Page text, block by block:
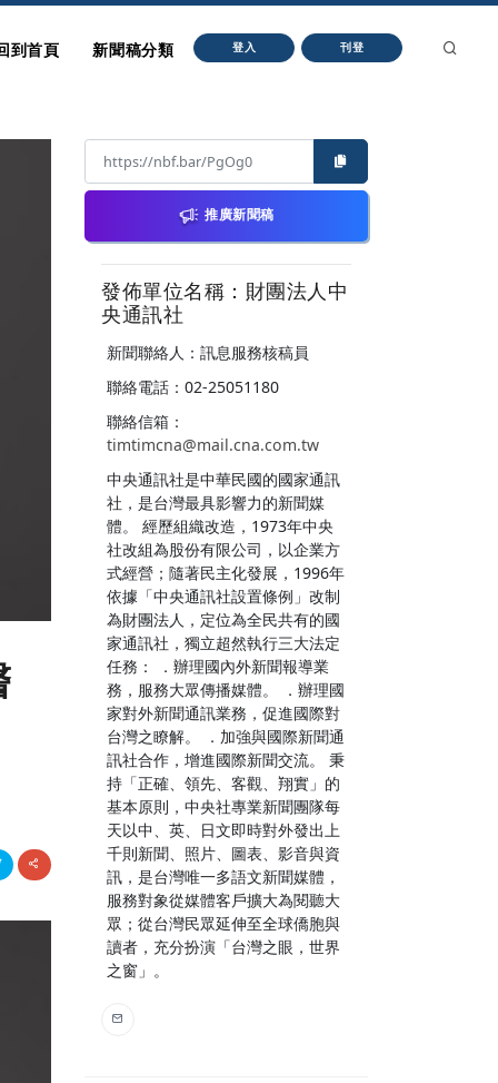
到首頁 新聞稿分類 登入 刊登
推廣新聞稿
發佈單位名稱：財團法人中
央通訊社
新聞聯絡人：訊息服務核稿員
聯絡電話：02-25051180
聯絡信箱：
timtimcna@mail.cna.com.tw
中央通訊社是中華民國的國家通訊
社，是台灣最具影響力的新聞媒
體。 經歷組織改造，1973年中央
社改組為股份有限公司，以企業方
式經營；隨著民主化發展，1996年
依據「中央通訊社設置條例」改制
為財團法人，定位為全民共有的國
家通訊社，獨立超然執行三大法定
任務： ．辦理國內外新聞報導業
務，服務大眾傳播媒體。 ．辦理國
家對外新聞通訊業務，促進國際對
台灣之瞭解。 ．加強與國際新聞通
訊社合作，增進國際新聞交流。 秉
持「正確、領先、客觀、翔實」的
基本原則，中央社專業新聞團隊每
天以中、英、日文即時對外發出上
千則新聞、照片、圖表、影音與資
訊，是台灣唯一多語文新聞媒體，
服務對象從媒體客戶擴大為閱聽大
眾；從台灣民眾延伸至全球僑胞與
讀者，充分扮演「台灣之眼，世界
之窗」。